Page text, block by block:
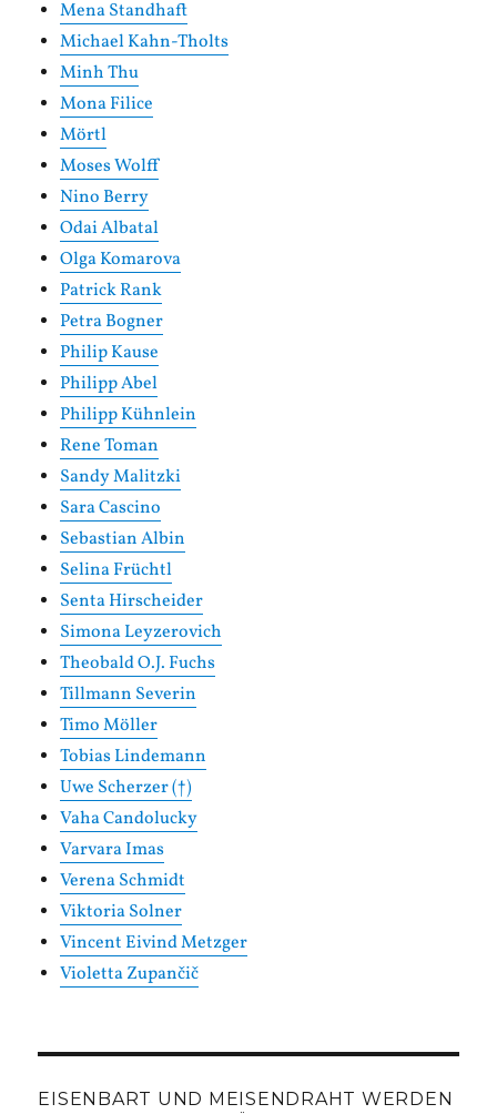
Mena Standhaft
Michael Kahn-Tholts
Minh Thu
Mona Filice
Mörtl
Moses Wolff
Nino Berry
Odai Albatal
Olga Komarova
Patrick Rank
Petra Bogner
Philip Kause
Philipp Abel
Philipp Kühnlein
Rene Toman
Sandy Malitzki
Sara Cascino
Sebastian Albin
Selina Früchtl
Senta Hirscheider
Simona Leyzerovich
Theobald O.J. Fuchs
Tillmann Severin
Timo Möller
Tobias Lindemann
Uwe Scherzer (†)
Vaha Candolucky
Varvara Imas
Verena Schmidt
Viktoria Solner
Vincent Eivind Metzger
Violetta Zupančič
EISENBART UND MEISENDRAHT WERDEN